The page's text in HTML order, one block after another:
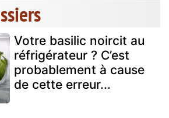
Votre basilic noircit au
réfrigérateur ? C’est
probablement à cause
de cette erreur...